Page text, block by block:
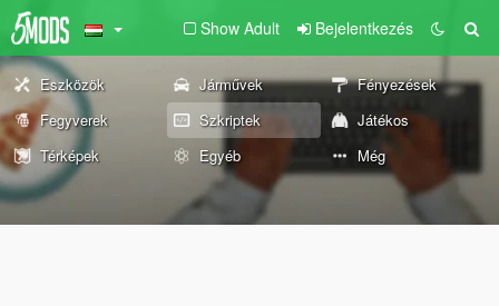
Show Adult Bejelentkezés
Eszközök Járművek
Fényezések
Fegyverek
Szkriptek
Játékos
Térképek
Egyéb Még